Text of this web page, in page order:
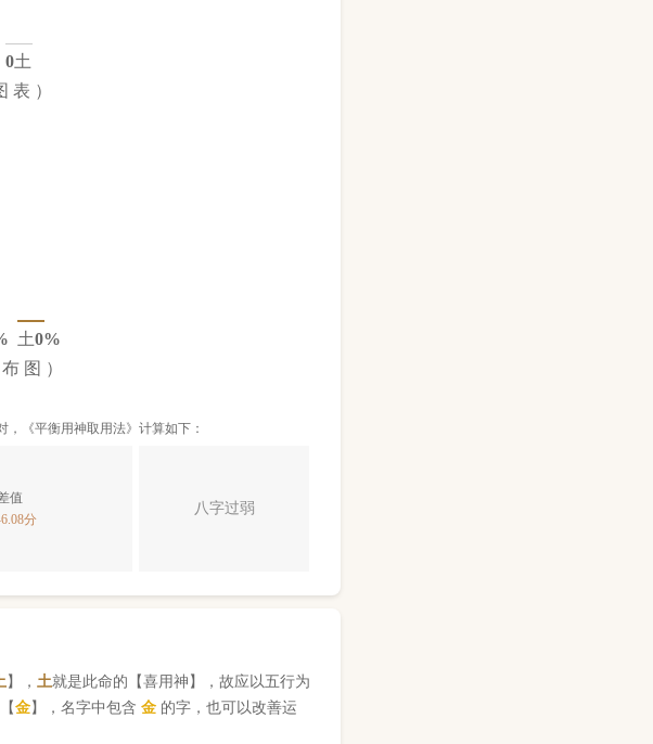
0土
表 ）
土0%
图 ）
《平衡用神取用法》计算如下：
八字过弱
值
分
】，土就是此命的【喜用神】，故应以五行为
金】，名字中包含金 的字，也可以改善运